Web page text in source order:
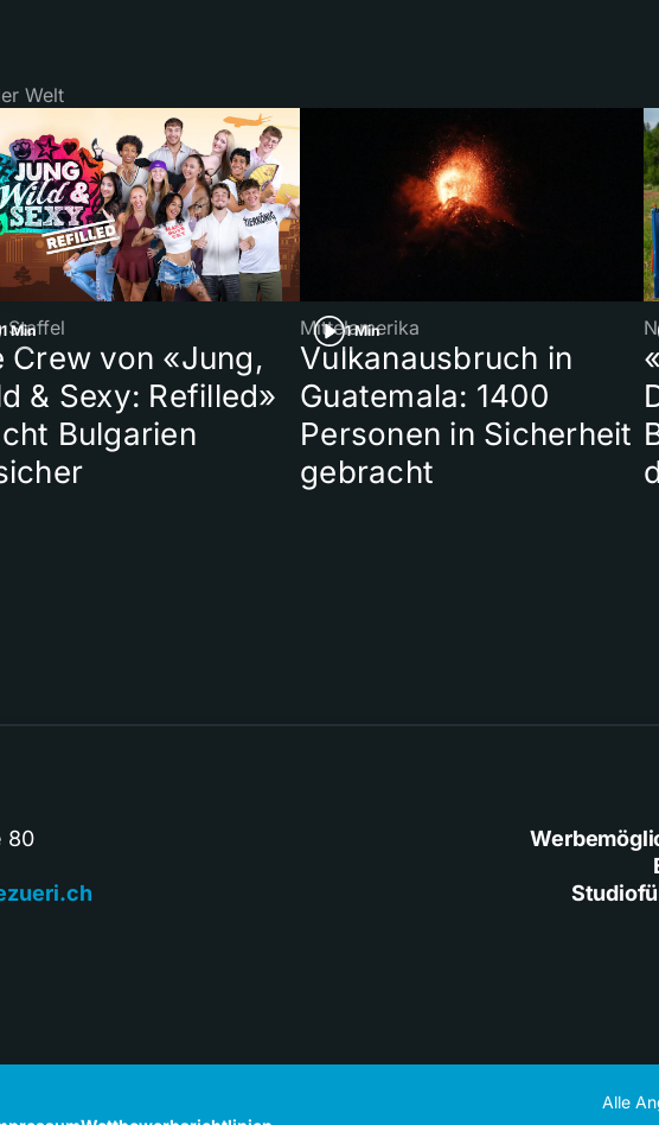
Welt
1 Min
Staffel
Crew von «Jung,
& Sexy: Refilled»
Bulgarien
1 Min
Mittelamerika
Vulkanausbruch in
Guatemala: 1400
Personen in Sicherheit
gebracht
80
Alle